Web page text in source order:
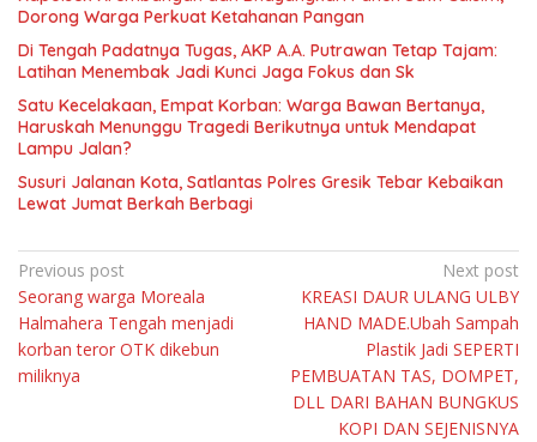
Dorong Warga Perkuat Ketahanan Pangan
Di Tengah Padatnya Tugas, AKP A.A. Putrawan Tetap Tajam:
Latihan Menembak Jadi Kunci Jaga Fokus dan Sk
Satu Kecelakaan, Empat Korban: Warga Bawan Bertanya,
Haruskah Menunggu Tragedi Berikutnya untuk Mendapat
Lampu Jalan?
Susuri Jalanan Kota, Satlantas Polres Gresik Tebar Kebaikan
Lewat Jumat Berkah Berbagi
Navigasi
pos
Previous post
Seorang warga Moreala
Halmahera Tengah menjadi
korban teror OTK dikebun
miliknya
Next post
KREASI DAUR ULANG ULBY
HAND MADE.Ubah Sampah
Plastik Jadi SEPERTI
PEMBUATAN TAS, DOMPET,
DLL DARI BAHAN BUNGKUS
KOPI DAN SEJENISNYA